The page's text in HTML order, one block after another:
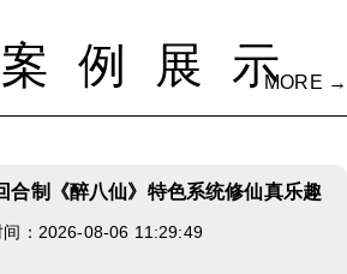
例展示
MORE →
合制《醉八仙》特色系统修仙真乐趣
间：2026-08-06 11:29:49